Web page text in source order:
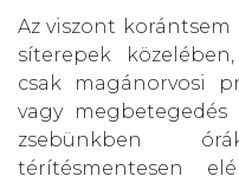
Az viszont
síterepek
csak magánorvosi
vagy megbetegedés
zsebünkben
térítésmentesen